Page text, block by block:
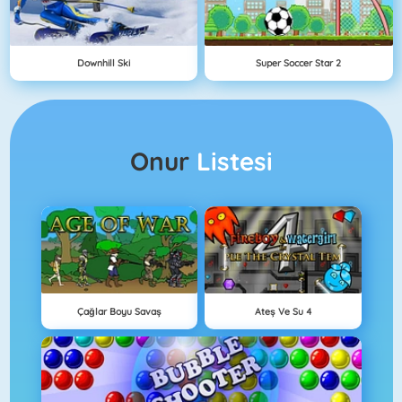
Downhill Ski Super Soccer Star 2
Onur Listesi
Çağlar Boyu Savaş Ateş Ve Su 4